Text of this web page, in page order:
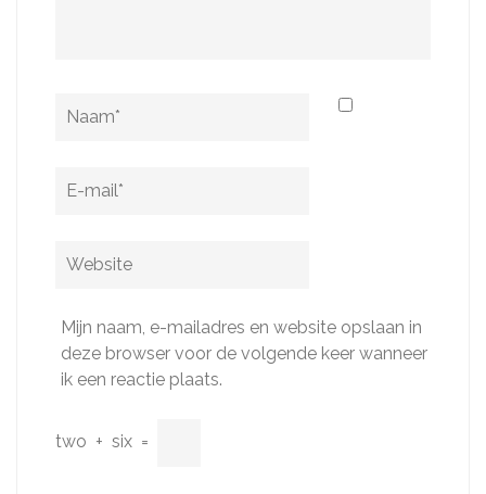
Naam
E-
Website
Mijn naam, e-mailadres en website opslaan in
deze browser voor de volgende keer wanneer
ik een reactie plaats.
two + six =